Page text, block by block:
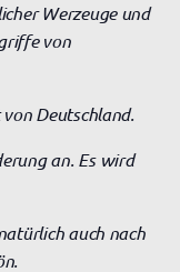
Werzeuge und
von
Deutschland.
an. Es wird
auch nach